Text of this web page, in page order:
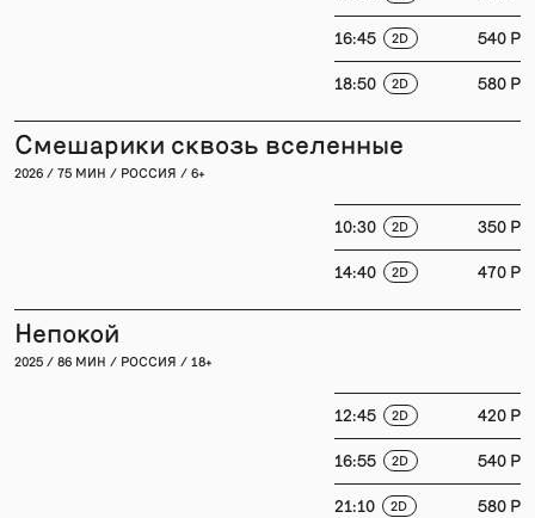
16:45 2D 540 P
18:50 2D 580 P
Смешарики сквозь вселенные
2026 / 75 МИН / РОССИЯ / 6+
10:30 2D 350 P
14:40 2D 470 P
Непокой
2025 / 86 МИН / РОССИЯ / 18+
12:45 2D 420 P
16:55 2D 540 P
21:10 2D 580 P